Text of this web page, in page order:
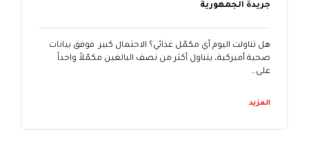
جريدة الجمهورية
هل تناولت اليوم أي مكمّل غذائي؟ الاحتمال كبير. فوفق بيانات
صحية أميركية، يتناول أكثر من نصف البالغين مكمّلاً واحداً
على…
المزيد